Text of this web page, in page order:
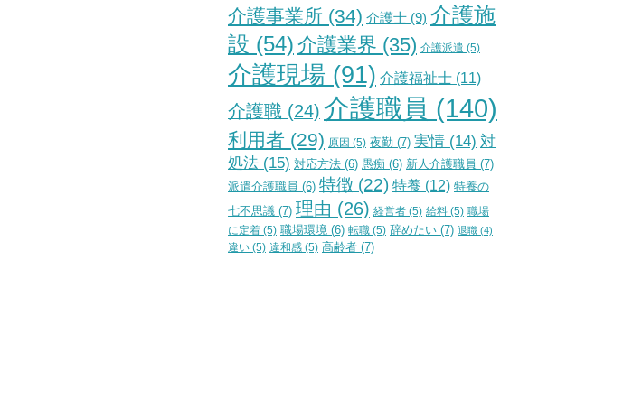
介護事業所 (34) 介護士 (9) 介護施
設 (54) 介護業界 (35) 介護派遣 (5)
介護現場 (91) 介護福祉士 (11)
介護職 (24) 介護職員 (140)
利用者 (29) 原因 (5) 夜勤 (7) 実情 (14) 対
処法 (15) 対応方法 (6) 愚痴 (6) 新人介護職員 (7)
派遣介護職員 (6) 特徴 (22) 特養 (12) 特養の
七不思議 (7) 理由 (26) 経営者 (5) 給料 (5) 職場
に定着 (5) 職場環境 (6) 転職 (5) 辞めたい (7) 退職 (4)
違い (5) 違和感 (5) 高齢者 (7)